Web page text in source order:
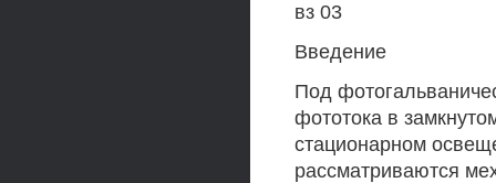
вз 03
Введение
Под
фототока в
стационарном
рассматриваются